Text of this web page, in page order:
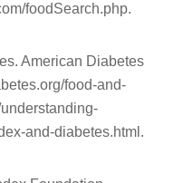
foodSearch.php.
American Diabetes
food-and-
and-diabetes.html.